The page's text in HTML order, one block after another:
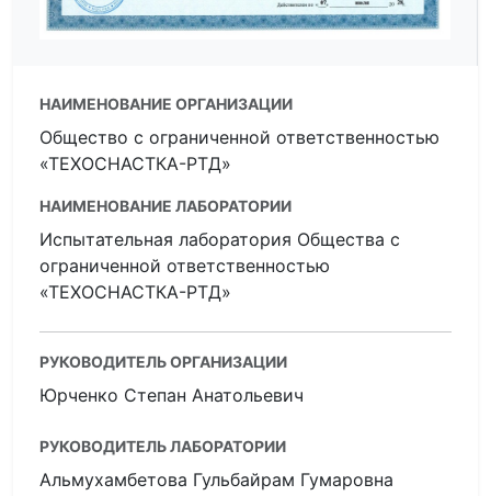
НАИМЕНОВАНИЕ ОРГАНИЗАЦИИ
Общество с ограниченной ответственностью
«ТЕХОСНАСТКА-РТД»
НАИМЕНОВАНИЕ ЛАБОРАТОРИИ
Испытательная лаборатория Общества с
ограниченной ответственностью
«ТЕХОСНАСТКА-РТД»
РУКОВОДИТЕЛЬ ОРГАНИЗАЦИИ
Юрченко Степан Анатольевич
РУКОВОДИТЕЛЬ ЛАБОРАТОРИИ
Альмухамбетова Гульбайрам Гумаровна